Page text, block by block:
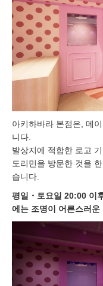
아키하바라 본점은, 메
니다.
발상지에 적합한 로고
도리민을 방문한 것을
습니다.
평일・토요일 20:00 이
에는 조명이 어른스러운